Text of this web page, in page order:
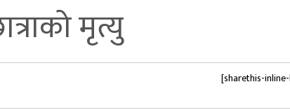
मृत्यु
[sharethis-